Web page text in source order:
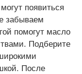
появиться
забываем
помогут масло
Подберите
После